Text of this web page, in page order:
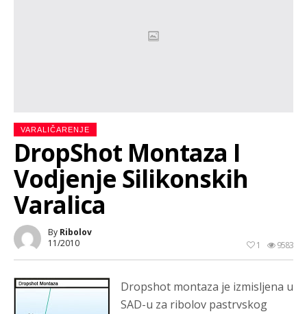
VARALIČARENJE
DropShot Montaza I
Vodjenje Silikonskih
Varalica
By Ribolov
11/2010
9583
1
Dropshot montaza je izmisljena u
SAD-u za ribolov pastrvskog